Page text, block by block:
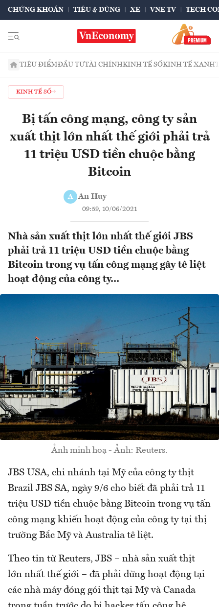
CHỨNG KHOÁN TIÊU & DÙNG XE VNE TV TECH
TIÊU ĐIỂMĐẦU TƯTÀI CHÍNHKINH TẾ SỐKINH TẾ XANH
KINH TẾ SỐ
Bị tấn công mạng, công ty sản
xuất thịt lớn nhất thế giới phải trả
11 triệu USD tiền chuộc bằng
Bitcoin
A An Huy
09:59, 10/06/2021
Nhà sản xuất thịt lớn nhất thế giới JBS
phải trả 11 triệu USD tiền chuộc bằng
Bitcoin trong vụ tấn công mạng gây tê liệt
hoạt động của công ty...
Ảnh minh hoạ - Ảnh: Reuters.
JBS USA, chi nhánh tại Mỹ của công ty thịt
Brazil JBS SA, ngày 9/6 cho biết đã phải trả 11
triệu USD tiền chuộc bằng Bitcoin trong vụ tấn
công mạng khiến hoạt động của công ty tại thị
trường Bắc Mỹ và Australia tê liệt.
Theo tin từ Reuters, JBS – nhà sản xuất thịt
lớn nhất thế giới – đã phải dừng hoạt động tại
các nhà máy đóng gói thịt tại Mỹ và Canada